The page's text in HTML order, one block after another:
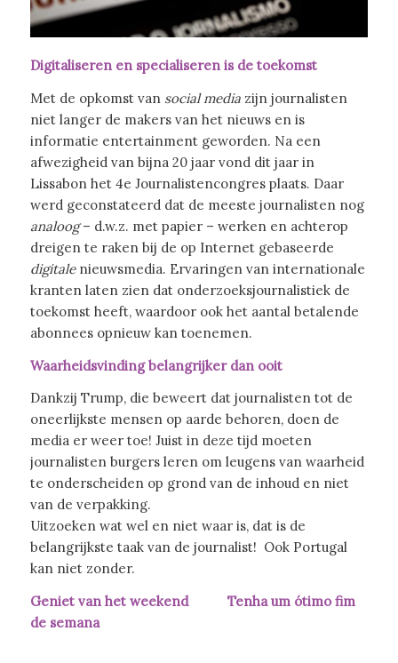
Digitaliseren en specialiseren is de toekomst
Met de opkomst van social mediazijn journalisten
niet langer de makers van het nieuws en is
informatie entertainment geworden. Na een
afwezigheid van bijna 20 jaar vond dit jaar in
Lissabon het 4e Journalistencongres plaats. Daar
werd geconstateerd dat de meeste journalisten nog
analoog– d.w.z. met papier – werken en achterop
dreigen te raken bij de op Internet gebaseerde
digitalenieuwsmedia. Ervaringen van internationale
kranten laten zien dat onderzoeksjournalistiek de
toekomst heeft, waardoor ook het aantal betalende
abonnees opnieuw kan toenemen.
Waarheidsvinding belangrijker dan ooit
Dankzij Trump, die beweert dat journalisten tot de
oneerlijkste mensen op aarde behoren, doen de
media er weer toe! Juist in deze tijd moeten
journalisten burgers leren om leugens van waarheid
te onderscheiden op grond van de inhoud en niet
van de verpakking.
Uitzoeken wat wel en niet waar is, dat is de
belangrijkste taak van de journalist! Ook Portugal
kan niet zonder.
Geniet van het weekend Tenha um ótimo fim
de semana